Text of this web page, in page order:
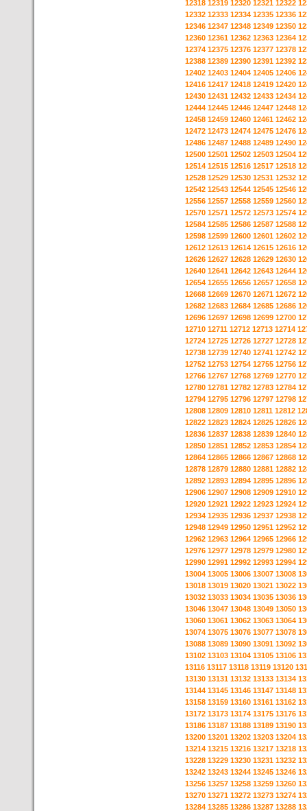
12318 12319 12320 12321 12322
12332 12333 12334 12335 12336
12346 12347 12348 12349 12350
12360 12361 12362 12363 12364
12374 12375 12376 12377 12378
12388 12389 12390 12391 12392
12402 12403 12404 12405 12406
12416 12417 12418 12419 12420
12430 12431 12432 12433 12434
12444 12445 12446 12447 12448
12458 12459 12460 12461 12462
12472 12473 12474 12475 12476
12486 12487 12488 12489 12490
12500 12501 12502 12503 12504
12514 12515 12516 12517 12518
12528 12529 12530 12531 12532
12542 12543 12544 12545 12546
12556 12557 12558 12559 12560
12570 12571 12572 12573 12574
12584 12585 12586 12587 12588
12598 12599 12600 12601 12602
12612 12613 12614 12615 12616
12626 12627 12628 12629 12630
12640 12641 12642 12643 12644
12654 12655 12656 12657 12658
12668 12669 12670 12671 12672
12682 12683 12684 12685 12686
12696 12697 12698 12699 12700
12710 12711 12712 12713 12714
12724 12725 12726 12727 12728
12738 12739 12740 12741 12742
12752 12753 12754 12755 12756
12766 12767 12768 12769 12770
12780 12781 12782 12783 12784
12794 12795 12796 12797 12798
12808 12809 12810 12811 12812
12822 12823 12824 12825 12826
12836 12837 12838 12839 12840
12850 12851 12852 12853 12854
12864 12865 12866 12867 12868
12878 12879 12880 12881 12882
12892 12893 12894 12895 12896
12906 12907 12908 12909 12910
12920 12921 12922 12923 12924
12934 12935 12936 12937 12938
12948 12949 12950 12951 12952
12962 12963 12964 12965 12966
12976 12977 12978 12979 12980
12990 12991 12992 12993 12994
13004 13005 13006 13007 13008
13018 13019 13020 13021 13022
13032 13033 13034 13035 13036
13046 13047 13048 13049 13050
13060 13061 13062 13063 13064
13074 13075 13076 13077 13078
13088 13089 13090 13091 13092
13102 13103 13104 13105 13106
13116 13117 13118 13119 13120
13130 13131 13132 13133 13134
13144 13145 13146 13147 13148
13158 13159 13160 13161 13162
13172 13173 13174 13175 13176
13186 13187 13188 13189 13190
13200 13201 13202 13203 13204
13214 13215 13216 13217 13218
13228 13229 13230 13231 13232
13242 13243 13244 13245 13246
13256 13257 13258 13259 13260
13270 13271 13272 13273 13274
13284 13285 13286 13287 13288